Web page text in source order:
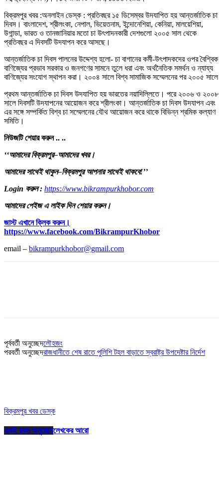
বিক্রমপুর খবর :অনলাইন ডেস্ক : প্রতিবছর ১৫ ডিসেম্বর উদযাপিত হয় আন্তর্জাতিক চা
দিবস। বাংলাদেশ, শ্রীলংকা, নেপাল, ভিয়েতনাম, ইন্দোনেশিয়া, কেনিয়া, মালয়েশিয়া,
উগান্ডা, ভারত ও তানজানিয়ার মতো চা উৎপাদনকারী দেশগুলো ২০০৫ সাল থেকে
প্রতিবছর এ দিবসটি উদযাপন করে আসছে।
আন্তর্জাতিক চা দিবস পালনের উদ্দেশ্য হলো- চা বাগানের কর্মী-উৎপাদকদের ওপর বৈশ্বিক
বাণিজ্যের প্রভাব সরকার ও জনগণের সামনে তুলে ধরা এবং অর্থনৈতিক সমর্থন ও ন্যায্য
বাণিজ্যের সংযোগ স্থাপন করা। ২০০৪ সালে বিশ্ব সামাজিক সম্মেলনের পর ২০০৫ সালে
প্রথম আন্তর্জাতিক চা দিবস উদযাপিত হয় ভারতের নয়াদিল্লিতে। পরে ২০০৬ ও ২০০৮
সালে দিবসটি উদযাপনের আয়োজন করে শ্রীলংকা। আন্তর্জাতিক চা দিবস উদযাপন এবং
এর সঙ্গে সম্পর্কিত বিশ্ব চা সম্মেলনের যৌথ আয়োজন করে থাকে বিভিন্ন শ্রমিক কল্যাণ
সমিতি।
নিউজটি শেয়ার করুন.. ..
‘‘আমাদের বিক্রমপুর–আমাদের খবর।
আমাদের সাথেই থাকুন–বিক্রমপুর আপনার সাথেই থাকবে!’’
Login করুন: https://www.bikrampurkhobor.com
আমাদের পেইজ এ লাইক দিন শেয়ার করুন।
জাস্ট এখানে ক্লিক করুন।
https://www.facebook.com/BikrampurKhobor
email – bikrampurkhobor@gmail.com
পূর্ববর্তী অনুচ্ছেদলৌহজং
পরবর্তী অনুচ্ছেদরাজধানীতে শেষ রাতে পুলিশি টহল বাড়াতে স্বরাষ্ট্র উপদেষ্টার নির্দেশ
বিক্রমপুর খবর ডেস্ক
একই রকম অনুচ্ছেদলেখকের আরো